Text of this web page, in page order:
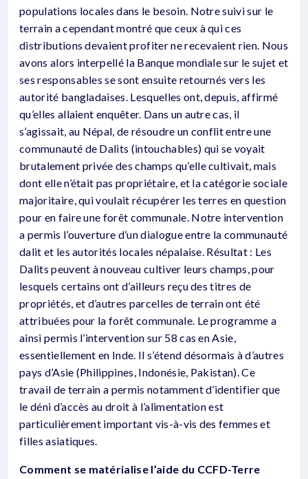
populations locales dans le besoin. Notre suivi sur le
terrain a cependant montré que ceux à qui ces
distributions devaient profiter ne recevaient rien. Nous
avons alors interpellé la Banque mondiale sur le sujet et
ses responsables se sont ensuite retournés vers les
autorité bangladaises. Lesquelles ont, depuis, affirmé
qu’elles allaient enquêter. Dans un autre cas, il
s’agissait, au Népal, de résoudre un conflit entre une
communauté de Dalits (intouchables) qui se voyait
brutalement privée des champs qu’elle cultivait, mais
dont elle n’était pas propriétaire, et la catégorie sociale
majoritaire, qui voulait récupérer les terres en question
pour en faire une forêt communale. Notre intervention
a permis l’ouverture d’un dialogue entre la communauté
dalit et les autorités locales népalaise. Résultat : Les
Dalits peuvent à nouveau cultiver leurs champs, pour
lesquels certains ont d’ailleurs reçu des titres de
propriétés, et d’autres parcelles de terrain ont été
attribuées pour la forêt communale. Le programme a
ainsi permis l’intervention sur 58 cas en Asie,
essentiellement en Inde. Il s’étend désormais à d’autres
pays d’Asie (Philippines, Indonésie, Pakistan). Ce
travail de terrain a permis notamment d’identifier que
le déni d’accès au droit à l’alimentation est
particulièrement important vis-à-vis des femmes et
filles asiatiques.
Comment se matérialise l’aide du CCFD-Terre